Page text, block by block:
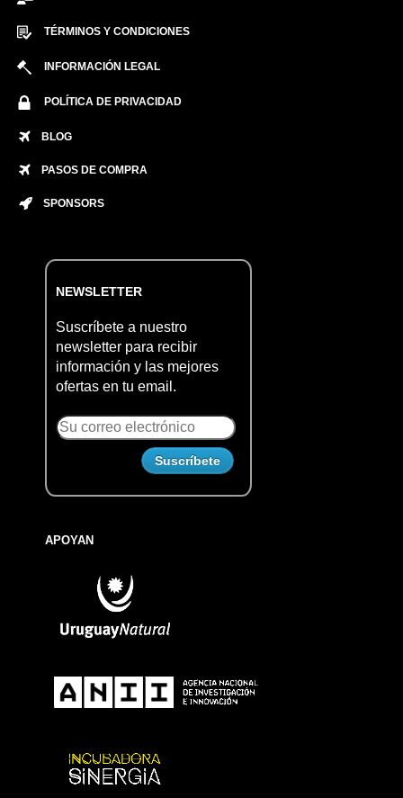
TÉRMINOS Y CONDICIONES
INFORMACIÓN LEGAL
POLÍTICA DE PRIVACIDAD
BLOG
PASOS DE COMPRA
SPONSORS
NEWSLETTER
Suscríbete a nuestro
newsletter para recibir
información y las mejores
ofertas en tu email.
APOYAN